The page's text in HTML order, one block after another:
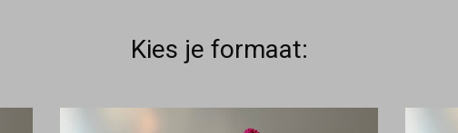
Kies je formaat: